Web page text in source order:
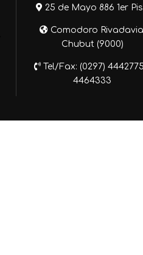
25 de Mayo 886 1er
Comodoro
Chubut (9000)
Tel/Fax: (0297)
4464333